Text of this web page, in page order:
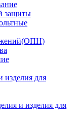
защиты
изделия для
и изделия для